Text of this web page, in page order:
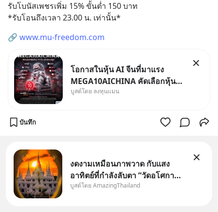
รับโบนัสเพชรเพิ่ม 15% ขั้นต่ำ 150 บาท
*รับโอนถึงเวลา 23.00 น. เท่านั้น*
🔗 www.mu-freedom.com
โอกาสในหุ้น AI จีนที่มาแรง
MEGA10AICHINA คัดเลือกหุ้น
ใหม่ 9 ตัว เข้ากองทุน.. ครอบคลุม
3 - 19 ส.ค. 69 มีโปรโมชัน ลด
50% ค่าธรรมเนียมซื้อ | ยอด 2
บูสต์โดย ลงทุนแมน
บันทึก
งดงามเหมือนภาพวาด กับแสง
อาทิตย์ที่กำลังลับตา ”วัดอโศกา
ราม” จ.สมุทรปราการ
บูสต์โดย AmazingThailand